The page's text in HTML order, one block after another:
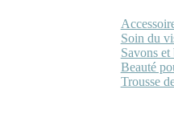
Soin du
Savons et
Beauté
Trousse